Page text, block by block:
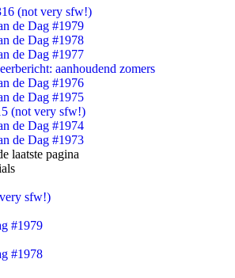
(not very sfw!)
de Dag #1979
de Dag #1978
de Dag #1977
aanhoudend zomers
de Dag #1976
de Dag #1975
(not very sfw!)
de Dag #1974
de Dag #1973
laatste pagina
sfw!)
#1979
#1978